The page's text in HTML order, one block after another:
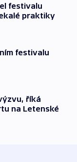
festivalu
praktiky
festivalu
říká
na Letenské